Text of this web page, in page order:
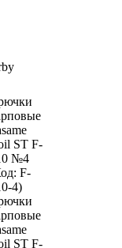
ST F-
№4
F-
4)
ST F-